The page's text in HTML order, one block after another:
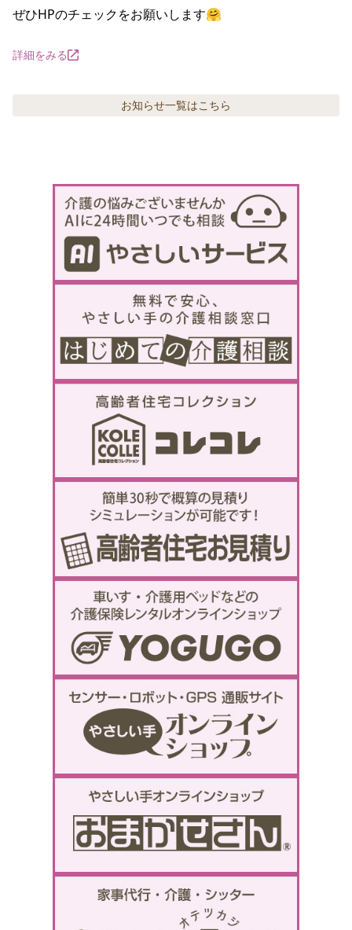
ぜひHPのチェックをお願いします🤗
詳細をみる
お知らせ一覧はこちら